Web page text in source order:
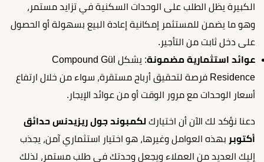
الكبيرة يظل الطلب على الوحدات السكنية في تزايد مستمر،
وهو ما يضمن للمستثمر إمكانية إعادة البيع بسهولة أو الحصول
على دخل ثابت من التأجير.
عوائد استثمارية مضمونة
: يشكل Compound Gül
Residence فرصة لتحقيق أرباح مستقرة، سواء من خلال ارتفاع
أسعار الوحدات مع مرور الوقت أو من عوائد الإيجار.
دعنا نؤكد لك الآن أن اختيارك لكمبوند جول ريزيدنس حدائق
أكتوبر بهذه العوامل وغيرها، هو اختيار استثماري آمن، يجذب
إليك العديد من العملاء ويجعل وحدتك في طلب مستمر، لذلك